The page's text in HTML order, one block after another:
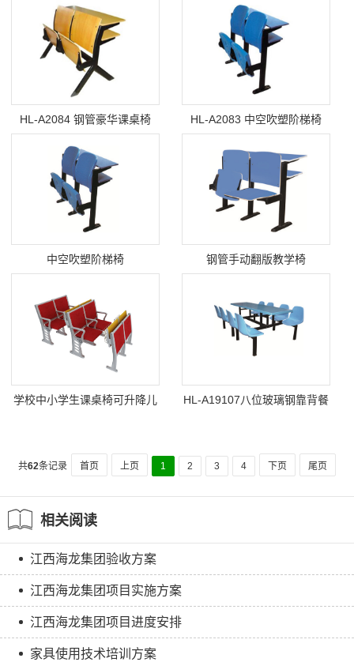
型
HL-A2084 钢管豪华课桌椅 HL-A2083 中空吹塑阶梯椅
中空吹塑阶梯椅 钢管手动翻版教学椅
学校中小学生课桌椅可升降儿
阶梯椅
HL-A19107八位玻璃钢靠背餐
共62条记录 首页 上页 1 2 3 4 下页 尾页
相关阅读
江西海龙集团验收方案
江西海龙集团项目实施方案
江西海龙集团项目进度安排
家具使用技术培训方案